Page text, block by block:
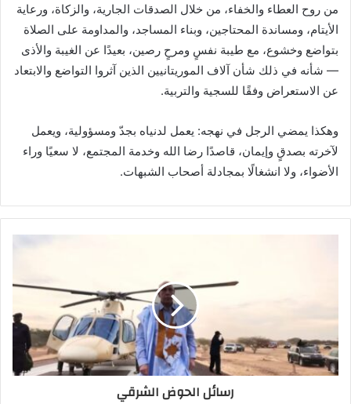
من روح العطاء والخفاء، من خلال الصدقات الجارية، والزكاة، ورعاية
الأيتام، ومساندة المحتاجين، وبناء المساجد، والمداومة على الصلاة
بتواضع وخشوع، مع طيبة نفسٍ ومرحٍ رصين، بعيدًا عن الغيبة والأذى
— شأنه في ذلك شأن آلاف الموريتانيين الذين آثروا التواضع والابتعاد
عن الاستعراض وفقًا للسجية والتربية.
وهكذا يمضي الرجل في نهجه: يعمل لدنياه بجدّ ومسؤولية، ويعمل
لآخرته بصدقٍ وإيمان، قاصدًا رضا الله وخدمة المجتمع، لا سعيًا وراء
الأضواء، ولا انشغالًا بمجادلة أصحاب الشبهات.
رسائل الحوض الشرقي